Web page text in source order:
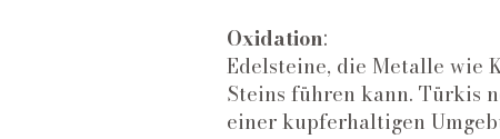
Oxidation:
Edelsteine, die Metalle wie
Steins führen kann. Türkis
einer kupferhaltigen